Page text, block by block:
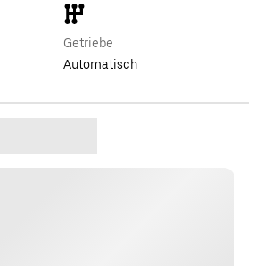
Getriebe
Automatisch